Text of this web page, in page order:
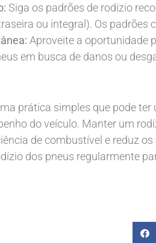
Siga os padrões de rodízio
ou integral). Os
Aproveite a oportunidade
em busca de danos ou
prática simples que pode
do veículo. Manter um
de combustível e reduz
dos pneus regularmente